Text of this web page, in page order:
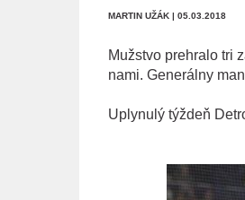
MARTIN UŽÁK | 05.03.2018
Mužstvo prehralo tri
nami. Generálny
Uplynulý týždeň